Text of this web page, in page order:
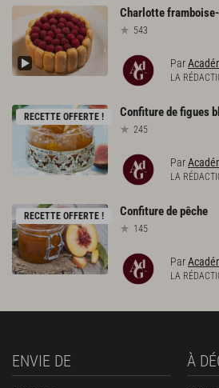
Charlotte
543
Par
LA
RECETTE OFFERTE ! Confituredefigues
245
Par
LA
RECETTE OFFERTE ! Confituredepêche
145
Par
LA
ENVIE DE À